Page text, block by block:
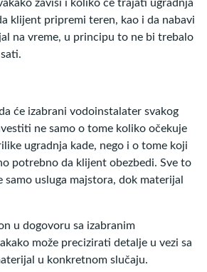
zavisi i koliko će trajati ugradnja
klijent pripremi teren, kao i da nabavi
na vreme, u principu to ne bi trebalo
će izabrani vodoinstalater svakog
ne samo o tome koliko očekuje
ugradnja kade, nego i o tome koji
potrebno da klijent obezbedi. Sve to
samo usluga majstora, dok materijal
u dogovoru sa izabranim
može precizirati detalje u vezi sa
u konkretnom slučaju.